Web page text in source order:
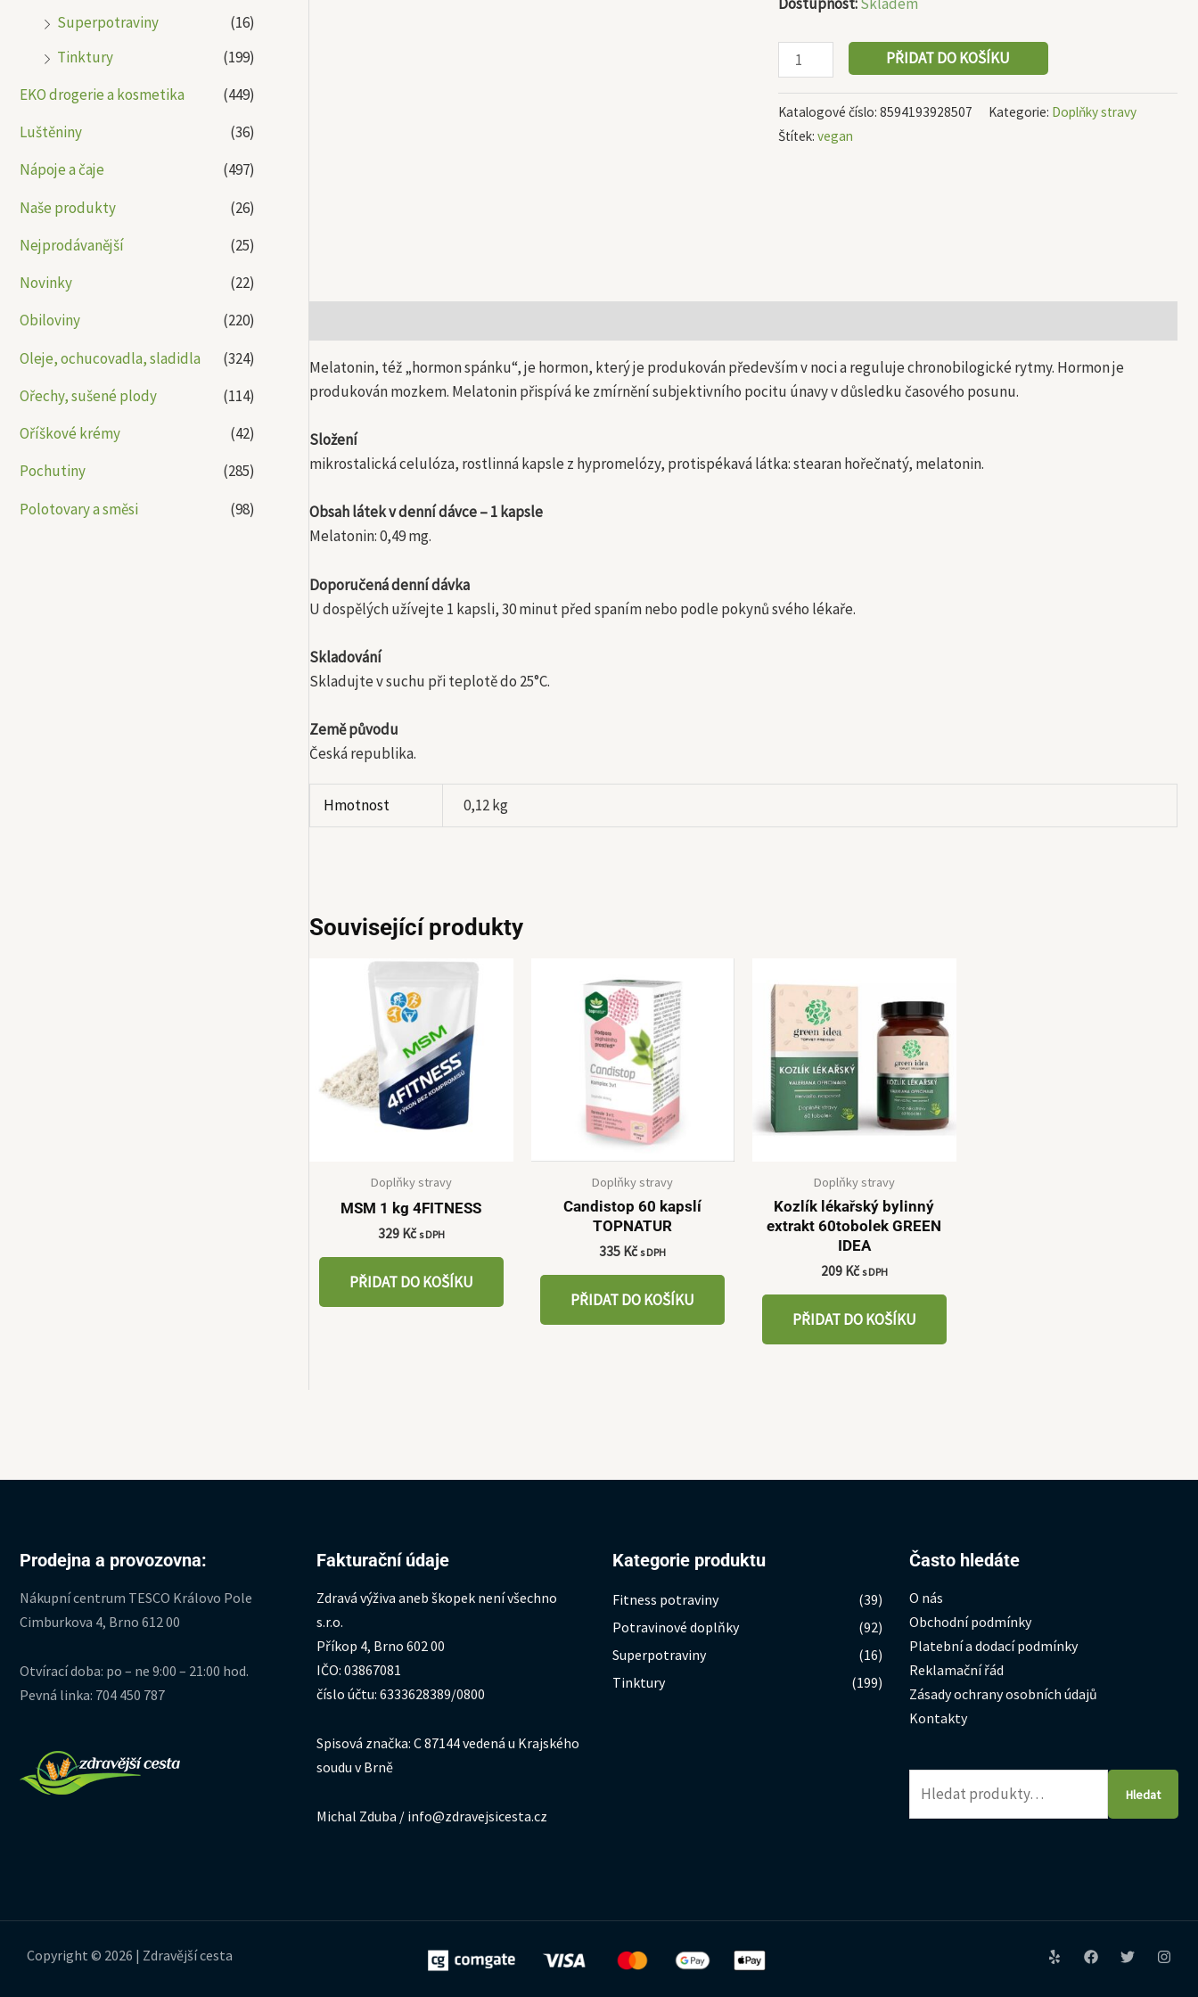
Superpotraviny
(16)
Tinktury
(199)
EKO drogerie a kosmetika
(449)
Luštěniny
(36)
Nápoje a čaje
(497)
Naše produkty
(26)
Nejprodávanější
(25)
Novinky
(22)
Obiloviny
(220)
Oleje, ochucovadla, sladidla
(324)
Ořechy, sušené plody
(114)
Oříškové krémy
(42)
Pochutiny
(285)
Polotovary a směsi
(98)
PŘIDAT DO KOŠÍKU
Katalogové číslo: 8594193928507 Kategorie: Doplňky stravy
Štítek: vegan
Melatonin, též „hormon spánku“, je hormon, který je produkován především v noci a reguluje chronobilogické rytmy. Hormon je
produkován mozkem. Melatonin přispívá ke zmírnění subjektivního pocitu únavy v důsledku časového posunu.
Složení
mikrostalická celulóza, rostlinná kapsle z hypromelózy, protispékavá látka: stearan hořečnatý, melatonin.
Obsah látek v denní dávce – 1 kapsle
Melatonin: 0,49 mg.
Doporučená denní dávka
U dospělých užívejte 1 kapsli, 30 minut před spaním nebo podle pokynů svého lékaře.
Skladování
Skladujte v suchu při teplotě do 25°C.
Země původu
Česká republika.
Hmotnost 0,12 kg
Související produkty
Doplňky stravy
MSM 1 kg 4FITNESS
329 Kč s DPH
PŘIDAT DO KOŠÍKU
Doplňky stravy
Candistop 60 kapslí
TOPNATUR
335 Kč s DPH
PŘIDAT DO KOŠÍKU
Doplňky stravy
Kozlík lékařský bylinný
extrakt 60tobolek GREEN
IDEA
209 Kč s DPH
PŘIDAT DO KOŠÍKU
Prodejna a provozovna:
Nákupní centrum TESCO Královo Pole
Cimburkova 4, Brno 612 00
Otvírací doba: po – ne 9:00 – 21:00 hod.
Pevná linka: 704 450 787
Fakturační údaje
Zdravá výživa aneb škopek není všechno
s.r.o.
Příkop 4, Brno 602 00
IČO: 03867081
číslo účtu: 6333628389/0800
Spisová značka: C 87144 vedená u Krajského
soudu v Brně
Michal Zduba / info@zdravejsicesta.cz
Kategorie produktu
Fitness potraviny
(39)
Potravinové doplňky
(92)
Superpotraviny
(16)
Tinktury
(199)
Často hledáte
O nás
Obchodní podmínky
Platební a dodací podmínky
Reklamační řád
Zásady ochrany osobních údajů
Kontakty
Hledat:
Hledat
Copyright © 2026 | Zdravější cesta